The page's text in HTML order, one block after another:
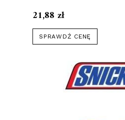
21,88zł
SPRAWDŹ CENĘ